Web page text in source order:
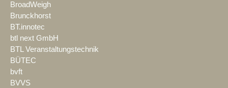
BroadWeigh
Brunckhorst
BT.innotec
btl next GmbH
BTL Veranstaltungstechnik
BÜTEC
bvft
BVVS